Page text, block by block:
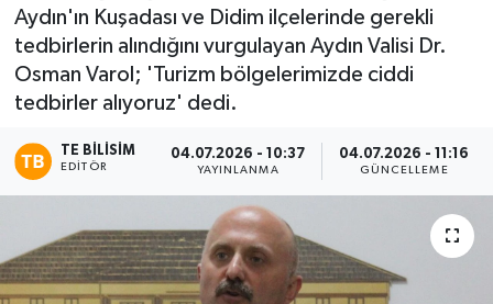
Aydın'ın Kuşadası ve Didim ilçelerinde gerekli
tedbirlerin alındığını vurgulayan Aydın Valisi Dr.
Osman Varol; 'Turizm bölgelerimizde ciddi
tedbirler alıyoruz' dedi.
TE BILISIM
EDITÖR
04.07.2026 - 10:37
YAYINLANMA
04.07.2026 - 11:16
GÜNCELLEME